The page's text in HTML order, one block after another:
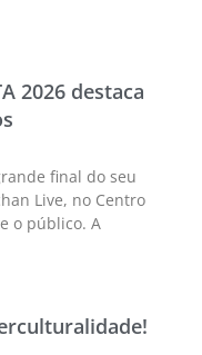
2026 destaca
final do seu
Live, no Centro
o público. A